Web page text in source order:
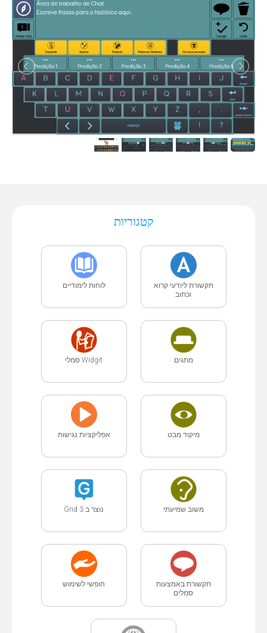
קטגוריות
תקשורת ליודעי קרוא
וכתוב
לוחות לימודיים
מתגים Widgit סמלי
מיקוד מבט אפליקציות נגישות
משוב שמיעתי נוצר ב Grid 3
תקשורת באמצעות
סמלים
חופשי לשימוש